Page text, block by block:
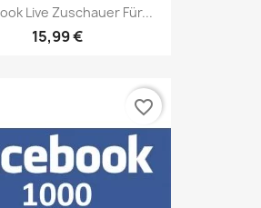
Live Zuschauer Für...
15,99 €
favorite_border